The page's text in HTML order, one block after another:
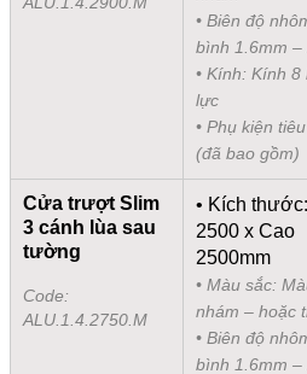
• Biên độ
bình 1.6mm –
• Kính: Kính 8
lực
• Phụ kiện
(đã bao gồm)
Cửa trượt Slim
3 cánh lùa sau
tường
Code:
ALU.1.4.2750.M
• Kích
2500 x Cao
2500mm
• Màu sắc:
nhám – hoặc
• Biên độ
bình 1.6mm –